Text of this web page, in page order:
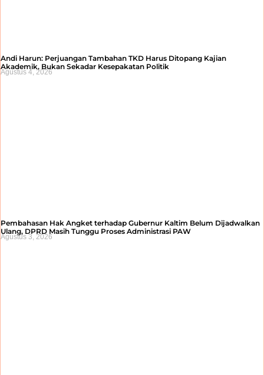
Andi Harun: Perjuangan Tambahan TKD Harus Ditopang Kajian
Akademik, Bukan Sekadar Kesepakatan Politik
Agustus 4, 2026
Pembahasan Hak Angket terhadap Gubernur Kaltim Belum Dijadwalkan
Ulang, DPRD Masih Tunggu Proses Administrasi PAW
Agustus 3, 2026